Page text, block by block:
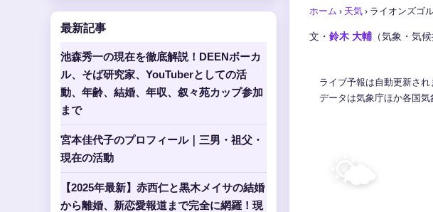
ホーム › 天気› ライオンズゴ
文・ 鈴木 大輔 （気象・気候
ライブ予報は自動更新さ
データは気象庁ほか各国
🌤️
最新記事
池森秀一の現在を徹底解説！DEENボーカ
ル、そば研究家、YouTuberとしての活
動、年齢、結婚、年収、叙々苑カップ参加
まで
宮本佳代子のプロフィール｜三男・祖父・
現在の活動
【2025年最新】赤西仁と黒木メイサの結婚
から離婚、新恋愛報道まで完全に網羅！現